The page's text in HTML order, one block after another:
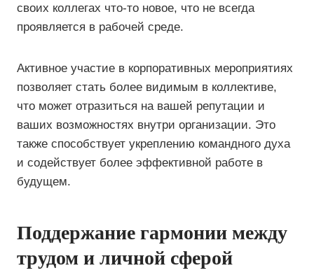
своих коллегах что-то новое, что не всегда
проявляется в рабочей среде.
Активное участие в корпоративных мероприятиях
позволяет стать более видимым в коллективе,
что может отразиться на вашей репутации и
ваших возможностях внутри организации. Это
также способствует укреплению командного духа
и содействует более эффективной работе в
будущем.
Поддержание гармонии между
трудом и личной сферой